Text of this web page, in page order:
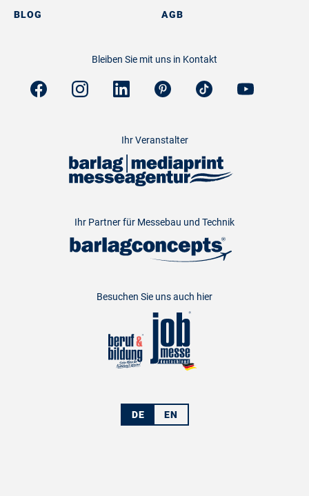
BLOG AGB
Bleiben Sie mit uns in Kontakt
Ihr Veranstalter
Ihr Partner für Messebau und Technik
Besuchen Sie uns auch hier
DE EN